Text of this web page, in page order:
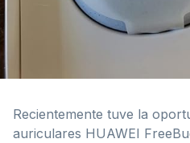
Recientemente tuve la
auriculares HUAWEI